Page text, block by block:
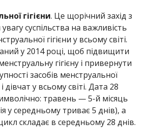
гігієни. Це щорічний захід з
суспільства на важливість
гігієни у всьому світі.
у 2014 році, щоб підвищити
гігієну і привернути
засобів менструальної
дівчат у всьому світі. Дата 28
травень — 5-й місяць
у середньому триває 5 днів), а
складає в середньому 28 днів.